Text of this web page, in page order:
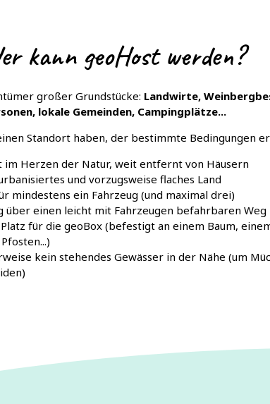
kann geoHost werden?
großer Grundstücke: Landwirte,
lokale Gemeinden, Campingplätze...
Standort haben, der bestimmte Bedingungen
im Herzen der Natur, weit entfernt von Häusern
und vorzugsweise flaches Land
mindestens ein Fahrzeug (und maximal drei)
über einen leicht mit Fahrzeugen befahrbaren Weg
für die geoBox (befestigt an einem Baum,
kein stehendes Gewässer in der Nähe (um